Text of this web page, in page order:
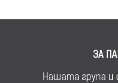
ЗА
Нашата група и